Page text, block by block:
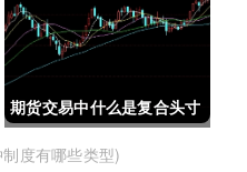
期货交易中什么是复合头寸
(期货交易中什么是复合头
度有哪些类型)